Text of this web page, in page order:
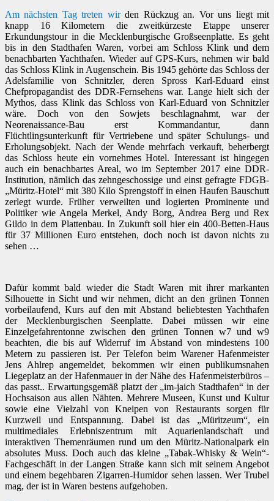
Am nächsten Tag treten wirden Rückzug an. Vor uns liegt mit
knapp 16 Kilometern die zweitkürzeste Etappe unserer
Erkundungstour in die Mecklenburgische Großseenplatte. Es geht
bis in den Stadthafen Waren, vorbei am Schloss Klink und dem
benachbarten Yachthafen. Wieder auf GPS-Kurs, nehmen wir bald
das Schloss Klink in Augenschein. Bis 1945 gehörte das Schloss der
Adelsfamilie von Schnitzler, deren Spross Karl-Eduard einst
Chefpropagandist des DDR-Fernsehens war. Lange hielt sich der
Mythos, dass Klink das Schloss von Karl-Eduard von Schnitzler
wäre. Doch von den Sowjets beschlagnahmt, war der
Neorenaissance-Bau erst Kommandantur, dann
Flüchtlingsunterkunft für Vertriebene und später Schulungs- und
Erholungsobjekt. Nach der Wende mehrfach verkauft, beherbergt
das Schloss heute ein vornehmes Hotel. Interessant ist hingegen
auch ein benachbartes Areal, wo im September 2017 eine DDR-
Institution, nämlich das zehngeschossige und einst gefragte FDGB-
„Müritz-Hotel“ mit 380 Kilo Sprengstoff in einen Haufen Bauschutt
zerlegt wurde. Früher verweilten und logierten Prominente und
Politiker wie Angela Merkel, Andy Borg, Andrea Berg und Rex
Gildo in dem Plattenbau. In Zukunft soll hier ein 400-Betten-Haus
für 37 Millionen Euro entstehen, doch noch ist davon nichts zu
sehen …
Dafür kommt bald wieder die Stadt Waren mit ihrer markanten
Silhouette in Sicht und wir nehmen, dicht an den grünen Tonnen
vorbeilaufend, Kurs auf den mit Abstand beliebtesten Yachthafen
der Mecklenburgischen Seenplatte. Dabei müssen wir eine
Einzelgefahrentonne zwischen den grünen Tonnen w7 und w9
beachten, die bis auf Widerruf im Abstand von mindestens 100
Metern zu passieren ist. Per Telefon beim Warener Hafenmeister
Jens Ahlrep angemeldet, bekommen wir einen publikumsnahen
Liegeplatz an der Hafenmauer in der Nähe des Hafenmeisterbüros –
das passt.. Erwartungsgemäß platzt der „im-jaich Stadthafen“ in der
Hochsaison aus allen Nähten. Mehrere Museen, Kunst und Kultur
sowie eine Vielzahl von Kneipen von Restaurants sorgen für
Kurzweil und Entspannung. Dabei ist das „Müritzeum“, ein
multimediales Erlebniszentrum mit Aquarienlandschaft und
interaktiven Themenräumen rund um den Müritz-Nationalpark ein
absolutes Muss. Doch auch das kleine „Tabak-Whisky & Wein“-
Fachgeschäft in der Langen Straße kann sich mit seinem Angebot
und einem begehbaren Zigarren-Humidor sehen lassen. Wer Trubel
mag, der ist in Waren bestens aufgehoben.